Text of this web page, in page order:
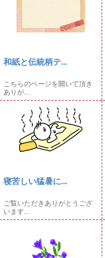
和紙と伝統柄テ...
こちらのページを開いて頂き
ありが...
寝苦しい猛暑に...
ご覧いただきありがとうござ
います...